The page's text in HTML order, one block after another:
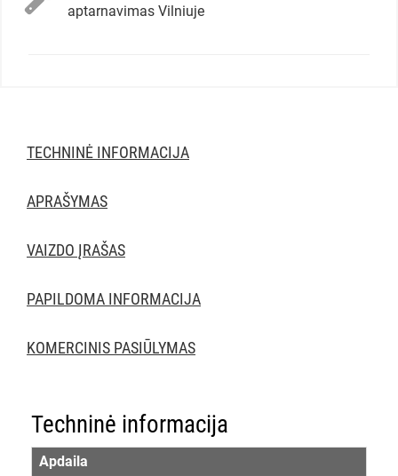
aptarnavimas Vilniuje
TECHNINĖ INFORMACIJA
APRAŠYMAS
VAIZDO ĮRAŠAS
PAPILDOMA INFORMACIJA
KOMERCINIS PASIŪLYMAS
Techninė informacija
Apdaila